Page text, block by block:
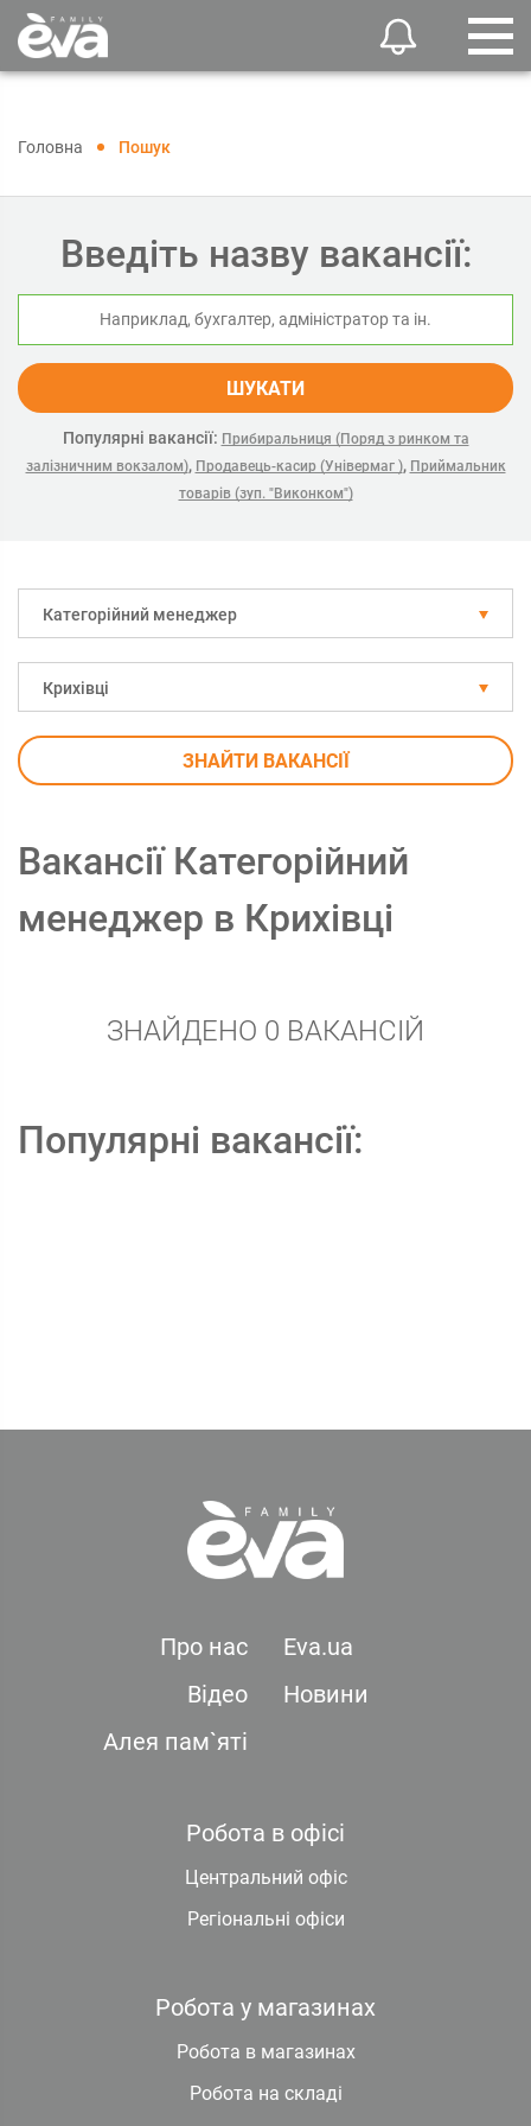
Головна Пошук
Введіть назву вакансії:
ШУКАТИ
Популярні вакансії: Прибиральниця (Поряд з ринком та
залізничним вокзалом), Продавець-касир (Універмаг ), Приймальник
товарів (зуп. "Виконком")
Категорійний менеджер
Крихівці
ЗНАЙТИ ВАКАНСІЇ
Вакансії Категорійний
менеджер в Крихівці
ЗНАЙДЕНО 0 ВАКАНСІЙ
Популярні вакансії:
Про нас
Eva.ua
Відео
Новини
Алея пам`яті
Робота в офісі
Центральний офіс
Регіональні офіси
Робота у магазинах
Робота в магазинах
Робота на складі